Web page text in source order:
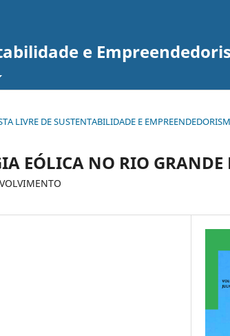
e
LIVRE DE SUSTENTABILIDADE E
EÓLICA NO RIO GRANDE